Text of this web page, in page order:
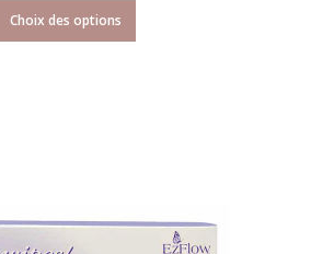
Choix des options